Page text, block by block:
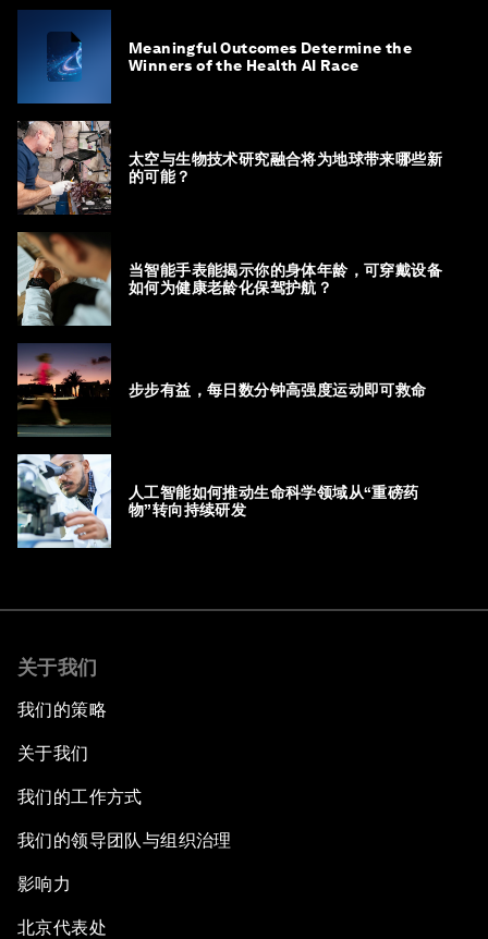
Meaningful Outcomes Determine the
Winners of the Health AI Race
太空与生物技术研究融合将为地球带来哪些新
的可能？
当智能手表能揭示你的身体年龄，可穿戴设备
如何为健康老龄化保驾护航？
步步有益，每日数分钟高强度运动即可救命
人工智能如何推动生命科学领域从“重磅药
物”转向持续研发
关于我们
我们的策略
关于我们
我们的工作方式
我们的领导团队与组织治理
影响力
北京代表处